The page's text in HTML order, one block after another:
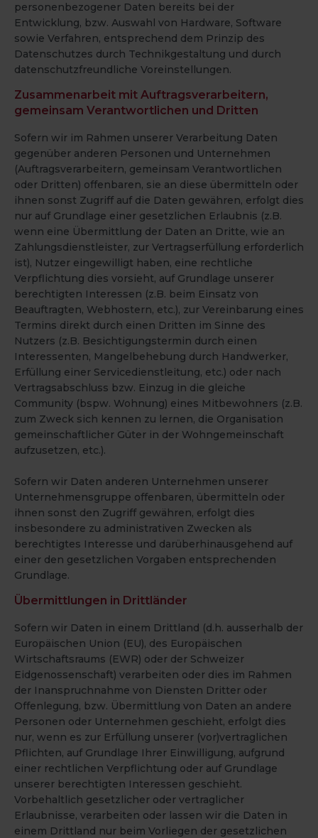
personenbezogener Daten bereits bei der
Entwicklung, bzw. Auswahl von Hardware, Software
sowie Verfahren, entsprechend dem Prinzip des
Datenschutzes durch Technikgestaltung und durch
datenschutzfreundliche Voreinstellungen.
Zusammenarbeit mit Auftragsverarbeitern,
gemeinsam Verantwortlichen und Dritten
Sofern wir im Rahmen unserer Verarbeitung Daten
gegenüber anderen Personen und Unternehmen
(Auftragsverarbeitern, gemeinsam Verantwortlichen
oder Dritten) offenbaren, sie an diese übermitteln oder
ihnen sonst Zugriff auf die Daten gewähren, erfolgt dies
nur auf Grundlage einer gesetzlichen Erlaubnis (z.B.
wenn eine Übermittlung der Daten an Dritte, wie an
Zahlungsdienstleister, zur Vertragserfüllung erforderlich
ist), Nutzer eingewilligt haben, eine rechtliche
Verpflichtung dies vorsieht, auf Grundlage unserer
berechtigten Interessen (z.B. beim Einsatz von
Beauftragten, Webhostern, etc.), zur Vereinbarung eines
Termins direkt durch einen Dritten im Sinne des
Nutzers (z.B. Besichtigungstermin durch einen
Interessenten, Mangelbehebung durch Handwerker,
Erfüllung einer Servicedienstleitung, etc.) oder nach
Vertragsabschluss bzw. Einzug in die gleiche
Community (bspw. Wohnung) eines Mitbewohners (z.B.
zum Zweck sich kennen zu lernen, die Organisation
gemeinschaftlicher Güter in der Wohngemeinschaft
aufzusetzen, etc.).
Sofern wir Daten anderen Unternehmen unserer
Unternehmensgruppe offenbaren, übermitteln oder
ihnen sonst den Zugriff gewähren, erfolgt dies
insbesondere zu administrativen Zwecken als
berechtigtes Interesse und darüberhinausgehend auf
einer den gesetzlichen Vorgaben entsprechenden
Grundlage.
Übermittlungen in Drittländer
Sofern wir Daten in einem Drittland (d.h. ausserhalb der
Europäischen Union (EU), des Europäischen
Wirtschaftsraums (EWR) oder der Schweizer
Eidgenossenschaft) verarbeiten oder dies im Rahmen
der Inanspruchnahme von Diensten Dritter oder
Offenlegung, bzw. Übermittlung von Daten an andere
Personen oder Unternehmen geschieht, erfolgt dies
nur, wenn es zur Erfüllung unserer (vor)vertraglichen
Pflichten, auf Grundlage Ihrer Einwilligung, aufgrund
einer rechtlichen Verpflichtung oder auf Grundlage
unserer berechtigten Interessen geschieht.
Vorbehaltlich gesetzlicher oder vertraglicher
Erlaubnisse, verarbeiten oder lassen wir die Daten in
einem Drittland nur beim Vorliegen der gesetzlichen